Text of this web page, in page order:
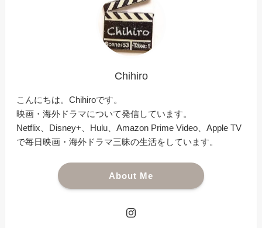
Chihiro
こんにちは。Chihiroです。
映画・海外ドラマについて発信しています。
Netflix、Disney+、Hulu、Amazon Prime Video、Apple TV
で毎日映画・海外ドラマ三昧の生活をしています。
About Me